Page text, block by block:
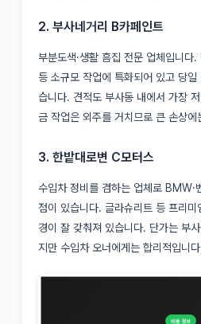
2. 부사네거리 B카페인트
부분도색·생활 흠집 전문 업체입니다
등 소규모 작업에 특화되어 있고 당
습니다. 견적도 부사동 내에서 가장
금 작업은 외주를 거치므로 큰 손상에
3. 한밭대로변 C모터스
수입차 정비를 겸하는 업체로 BMW·
점이 있습니다. 글라슈리트 등 프리
경이 잘 갖춰져 있습니다. 단가는 부
지만 수입차 오너에게는 합리적입니